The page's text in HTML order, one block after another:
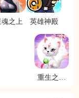
魂之上 英雄神殿
重生之明